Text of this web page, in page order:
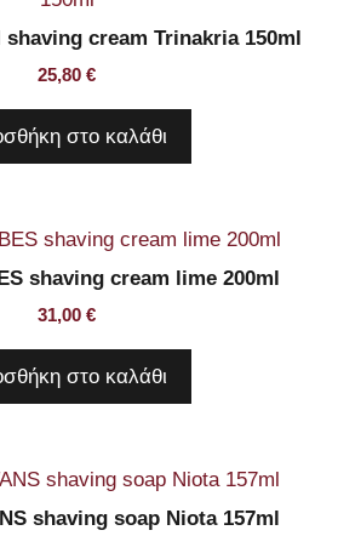
shaving cream Trinakria 150ml
25,80 €
στο καλάθι
shaving cream lime 200ml
31,00 €
στο καλάθι
shaving soap Niota 157ml